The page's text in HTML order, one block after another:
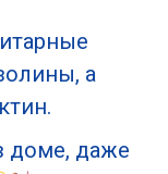
а
доме, даже